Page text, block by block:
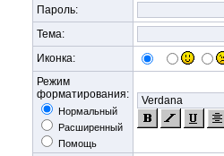
Пароль:
Тема:
Иконка:
Режим
форматирования:
Нормальный
Расширенный
Помощь